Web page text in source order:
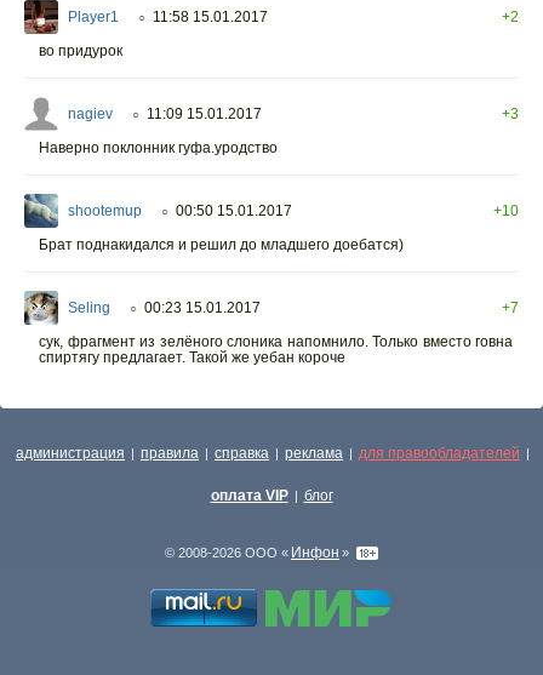
Player1 ○ 11:58 15.01.2017
+2
во придурок
nagiev ○ 11:09 15.01.2017
+3
Наверно поклонник гуфа.уродство
shootemup ○ 00:50 15.01.2017
+10
Брат поднакидался и решил до младшего доебатся)
Seling ○ 00:23 15.01.2017
+7
сук, фрагмент из зелёного слоника напомнило. Только вместо говна
спиртягу предлагает. Такой же уебан короче
администрация | правила | справка | реклама | для правообладателей |
оплата VIP | блог
© 2008-2026 ООО « Инфон »